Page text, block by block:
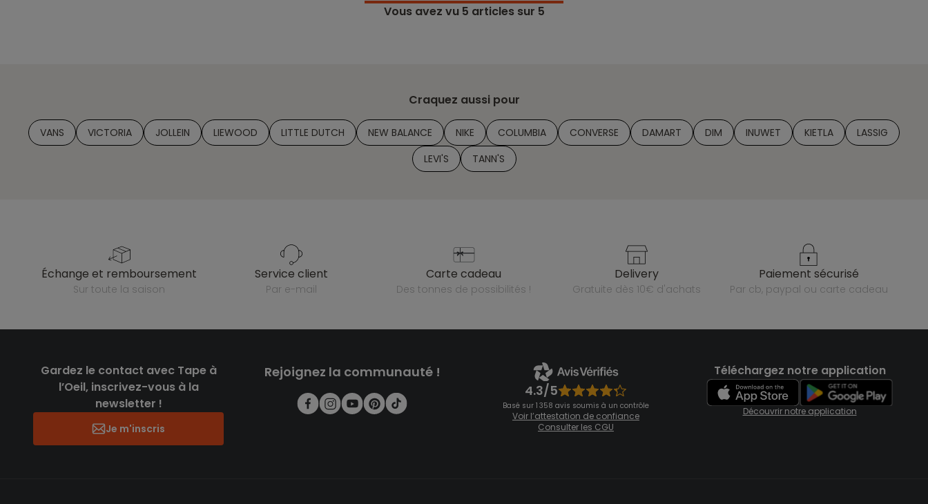
Vous avez vu 5 articles sur 5
Craquez aussi pour
VANS VICTORIA JOLLEIN LIEWOOD LITTLE DUTCH NEW BALANCE NIKE COLUMBIA CONVERSE DAMART DIM INUWET KIETLA
LASSIG
LEVI'S
TANN'S
échange et remboursement
sur toute la saison
service client
par e-mail
carte cadeau
des tonnes de possibilités !
delivery
gratuite dès 10€ d'achats
paiement sécurisé
par cb, paypal ou carte cadeau
Gardez le contact avec Tape à
l’Oeil, inscrivez-vous à la
newsletter !
Je m'inscris
Rejoignez la communauté !
4.3/5
Basé sur 1 358 avis soumis à un contrôle
Voir l’attestation de confiance
Consulter les CGU
Téléchargez notre application
Découvrir notre application